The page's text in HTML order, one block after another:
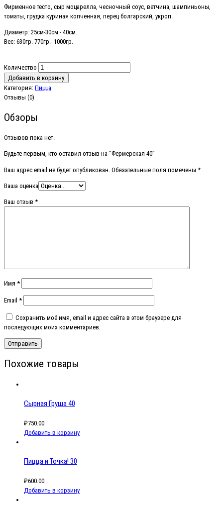
Фирменное тесто, сыр моцарелла, чесночный соус, ветчина, шампиньоны,
томаты, грудка куриная копченная, перец болгарский, укроп.
Диаметр: 25см-30см.- 40см.
Вес: 630гр.-770гр.- 1000гр.
Количество
Добавить в корзину
Категория: Пицца
Отзывы (0)
Обзоры
Отзывов пока нет.
Будьте первым, кто оставил отзыв на “Фермерская 40”
Ваш адрес email не будет опубликован. Обязательные поля помечены *
Ваша оценка
Ваш отзыв *
Имя *
Email *
Сохранить моё имя, email и адрес сайта в этом браузере для
последующих моих комментариев.
Похожие товары
Сырная Груша 40
₽750.00
Добавить в корзину
Пицца и Точка! 30
₽600.00
Добавить в корзину